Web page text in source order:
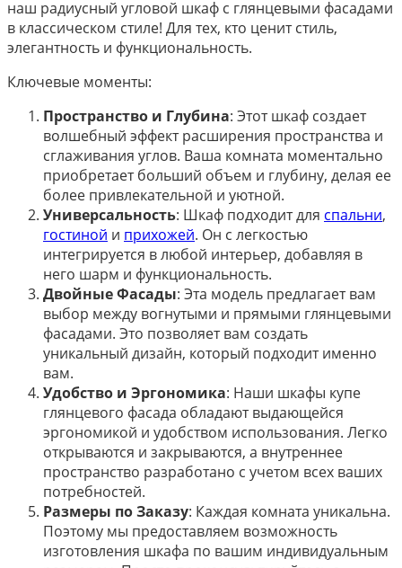
наш радиусный угловой шкаф с глянцевыми фасадами
в классическом стиле! Для тех, кто ценит стиль,
элегантность и функциональность.
Ключевые моменты:
Пространство и Глубина: Этот шкаф создает
волшебный эффект расширения пространства и
сглаживания углов. Ваша комната моментально
приобретает больший объем и глубину, делая ее
более привлекательной и уютной.
Универсальность: Шкаф подходит для спальни,
гостиной и прихожей. Он с легкостью
интегрируется в любой интерьер, добавляя в
него шарм и функциональность.
Двойные Фасады: Эта модель предлагает вам
выбор между вогнутыми и прямыми глянцевыми
фасадами. Это позволяет вам создать
уникальный дизайн, который подходит именно
вам.
Удобство и Эргономика: Наши шкафы купе
глянцевого фасада обладают выдающейся
эргономикой и удобством использования. Легко
открываются и закрываются, а внутреннее
пространство разработано с учетом всех ваших
потребностей.
Размеры по Заказу: Каждая комната уникальна.
Поэтому мы предоставляем возможность
изготовления шкафа по вашим индивидуальным